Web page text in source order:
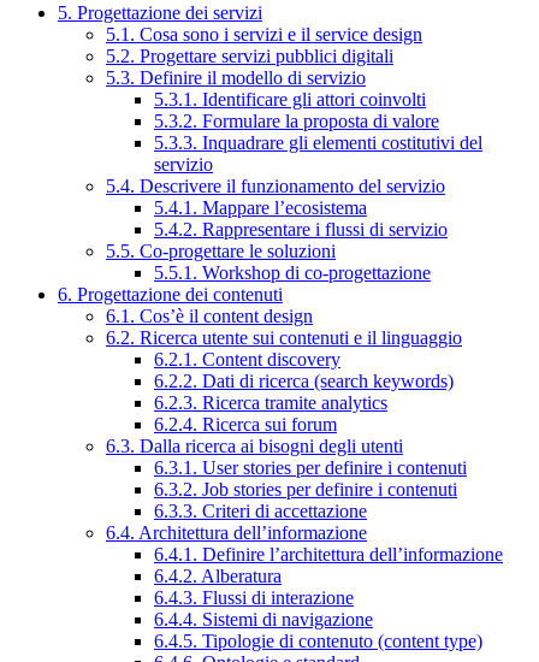
5. Progettazione dei servizi
5.1. Cosa sono i servizi e il service design
5.2. Progettare servizi pubblici digitali
5.3. Definire il modello di servizio
5.3.1. Identificare gli attori coinvolti
5.3.2. Formulare la proposta di valore
5.3.3. Inquadrare gli elementi costitutivi del
servizio
5.4. Descrivere il funzionamento del servizio
5.4.1. Mappare l’ecosistema
5.4.2. Rappresentare i flussi di servizio
5.5. Co-progettare le soluzioni
5.5.1. Workshop di co-progettazione
6. Progettazione dei contenuti
6.1. Cos’è il content design
6.2. Ricerca utente sui contenuti e il linguaggio
6.2.1. Content discovery
6.2.2. Dati di ricerca (search keywords)
6.2.3. Ricerca tramite analytics
6.2.4. Ricerca sui forum
6.3. Dalla ricerca ai bisogni degli utenti
6.3.1. User stories per definire i contenuti
6.3.2. Job stories per definire i contenuti
6.3.3. Criteri di accettazione
6.4. Architettura dell’informazione
6.4.1. Definire l’architettura dell’informazione
6.4.2. Alberatura
6.4.3. Flussi di interazione
6.4.4. Sistemi di navigazione
6.4.5. Tipologie di contenuto (content type)